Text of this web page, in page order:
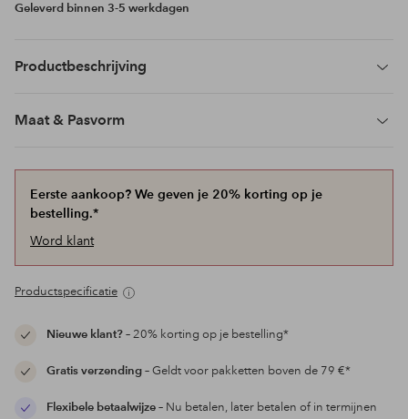
Geleverd binnen 3-5 werkdagen
Productbeschrijving
Maat & Pasvorm
Eerste aankoop? We geven je 20% korting op je
bestelling.*
Word klant
Productspecificatie
Nieuwe klant?– 20% korting op je bestelling*
Gratis verzending– Geldt voor pakketten boven de 79 €*
Flexibele betaalwijze– Nu betalen, later betalen of in termijnen